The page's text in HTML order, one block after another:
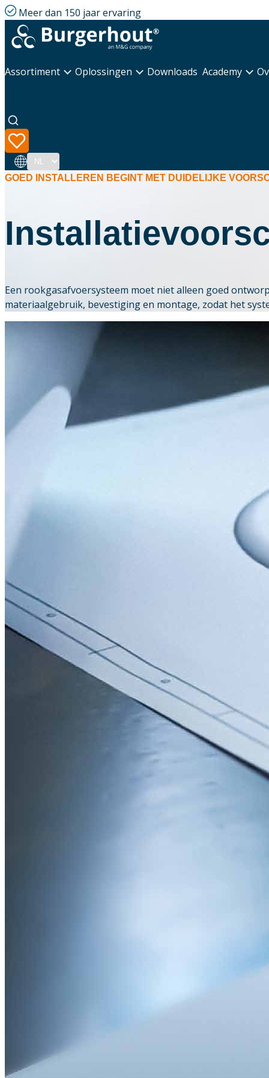
Meer dan 150 jaar ervaring
Assortiment Oplossingen Downloads Academy
Taal
GOED INSTALLEREN BEGINT MET DUIDELIJKE
Een rookgasafvoersysteem moet niet alleen goed
materiaalgebruik, bevestiging en montage, zodat het